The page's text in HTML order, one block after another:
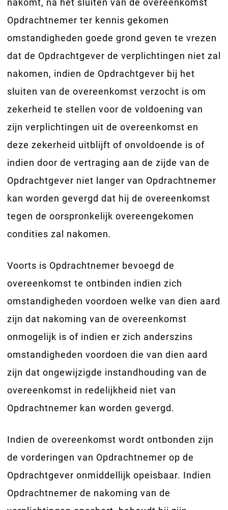
nakomt, na het sluiten van de overeenkomst
Opdrachtnemer ter kennis gekomen
omstandigheden goede grond geven te vrezen
dat de Opdrachtgever de verplichtingen niet zal
nakomen, indien de Opdrachtgever bij het
sluiten van de overeenkomst verzocht is om
zekerheid te stellen voor de voldoening van
zijn verplichtingen uit de overeenkomst en
deze zekerheid uitblijft of onvoldoende is of
indien door de vertraging aan de zijde van de
Opdrachtgever niet langer van Opdrachtnemer
kan worden gevergd dat hij de overeenkomst
tegen de oorspronkelijk overeengekomen
condities zal nakomen.
Voorts is Opdrachtnemer bevoegd de
overeenkomst te ontbinden indien zich
omstandigheden voordoen welke van dien aard
zijn dat nakoming van de overeenkomst
onmogelijk is of indien er zich anderszins
omstandigheden voordoen die van dien aard
zijn dat ongewijzigde instandhouding van de
overeenkomst in redelijkheid niet van
Opdrachtnemer kan worden gevergd.
Indien de overeenkomst wordt ontbonden zijn
de vorderingen van Opdrachtnemer op de
Opdrachtgever onmiddellijk opeisbaar. Indien
Opdrachtnemer de nakoming van de